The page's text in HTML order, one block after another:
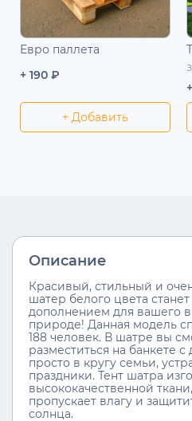
Евро паллета
+ 190 ₽
+ Добавить
Описание
Красивый, стильный и
шатер белого цвета
дополнением для вашего
природе! Данная модель
188 человек. В шатре вы
разместиться на банкете
просто в кругу семьи,
праздники. Тент шатра
высококачественной
пропускает влагу и
солнца.